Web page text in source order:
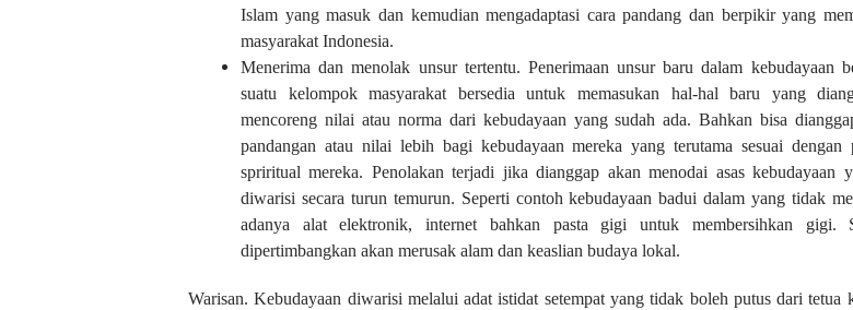
Islam yang masuk dan kemudian mengadaptasi cara pandang dan berpikir yang
masyarakat Indonesia.
Menerima dan menolak unsur tertentu. Penerimaan unsur baru dalam kebudayaan
suatu kelompok masyarakat bersedia untuk memasukan hal-hal baru yang
mencoreng nilai atau norma dari kebudayaan yang sudah ada. Bahkan bisa
pandangan atau nilai lebih bagi kebudayaan mereka yang terutama sesuai dengan
spriritual mereka. Penolakan terjadi jika dianggap akan menodai asas kebudayaan
diwarisi secara turun temurun. Seperti contoh kebudayaan badui dalam yang tidak
adanya alat elektronik, internet bahkan pasta gigi untuk membersihkan gigi.
dipertimbangkan akan merusak alam dan keaslian budaya lokal.
Warisan. Kebudayaan diwarisi melalui adat istidat setempat yang tidak boleh putus dari tetua